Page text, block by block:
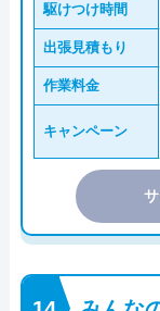
駆けつけ時間
出張見積もり
作業料金
キャンペーン